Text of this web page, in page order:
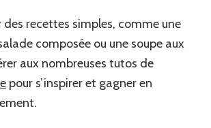
recettes simples, comme une
composée ou une soupe aux
aux nombreuses tutos de
pour s’inspirer et gagner en